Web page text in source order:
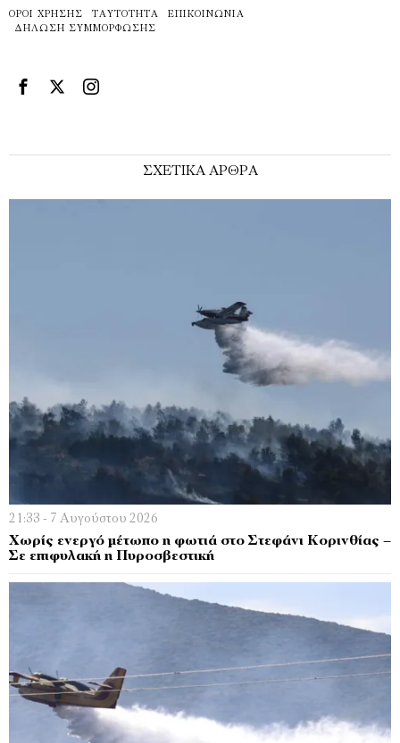
ΌΡΟΙ ΧΡΉΣΗΣ ΤΑΥΤΌΤΗΤΑ
ΕΠΙΚΟΙΝΩΝΊΑ
ΔΉΛΩΣΗ ΣΥΜΜΌΡΦΩΣΗΣ
ΣΧΕΤΙΚΑ ΑΡΘΡΑ
21:33 - 7 Αυγούστου 2026
Χωρίς ενεργό μέτωπο η φωτιά στο Στεφάνι Κορινθίας –
Σε επιφυλακή η Πυροσβεστική